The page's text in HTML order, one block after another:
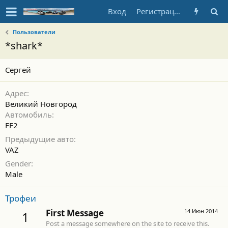
Вход Регистрация
Пользователи
*shark*
Сергей
Адрес
Великий Новгород
Автомобиль
FF2
Предыдущие авто
VAZ
Gender
Male
Трофеи
1 14 Июн 2014
First Message
Post a message somewhere on the site to receive this.